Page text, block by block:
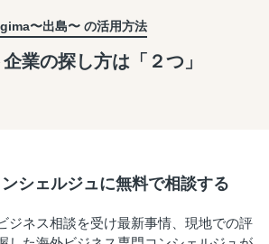
〜出島〜 の活用方法
業の探し方は「２つ」
シェルジュに無料で相談する
ジネス相談を受け最新事情、現地での評